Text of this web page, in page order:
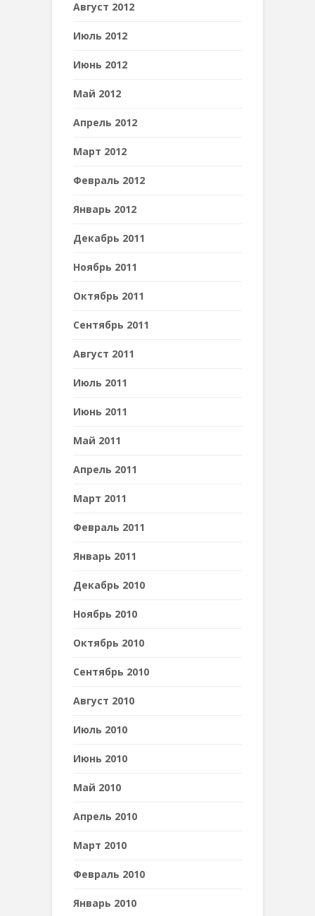
Август 2012
Июль 2012
Июнь 2012
Май 2012
Апрель 2012
Март 2012
Февраль 2012
Январь 2012
Декабрь 2011
Ноябрь 2011
Октябрь 2011
Сентябрь 2011
Август 2011
Июль 2011
Июнь 2011
Май 2011
Апрель 2011
Март 2011
Февраль 2011
Январь 2011
Декабрь 2010
Ноябрь 2010
Октябрь 2010
Сентябрь 2010
Август 2010
Июль 2010
Июнь 2010
Май 2010
Апрель 2010
Март 2010
Февраль 2010
Январь 2010